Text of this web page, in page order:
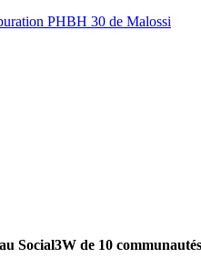
PHBH 30 de Malossi
Social3W de 10 communautés